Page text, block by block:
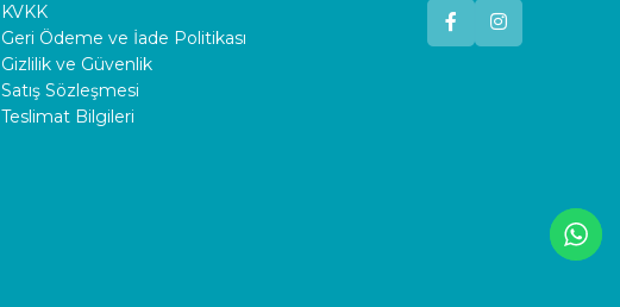
KVKK
Geri Ödeme ve İade Politikası
Gizlilik ve Güvenlik
Satış Sözleşmesi
Teslimat Bilgileri